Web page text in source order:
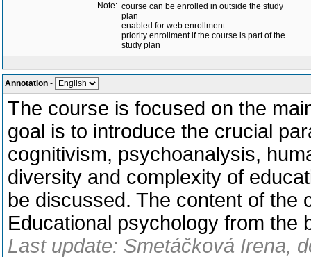
Note: course can be enrolled in outside the study
plan
enabled for web enrollment
priority enrollment if the course is part of the
study plan
Annotation -
The course is focused on the
goal is to introduce the crucial
cognitivism, psychoanalysis,
diversity and complexity of
be discussed. The content of the
Educational psychology from the
Last update: Smetáčková Irena,